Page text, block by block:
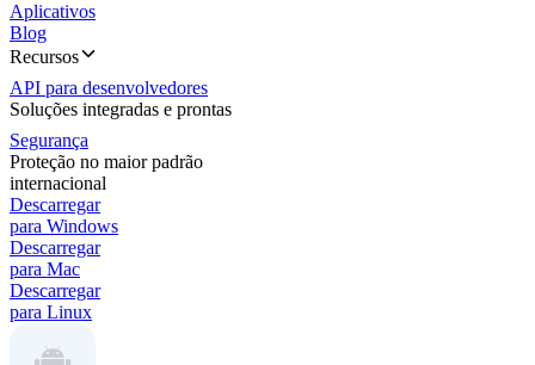
Aplicativos
Blog
Recursos
API para desenvolvedores
Soluções integradas e prontas
Segurança
Proteção no maior padrão
internacional
Descarregar
para Windows
Descarregar
para Mac
Descarregar
para Linux